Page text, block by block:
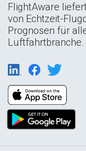
FlightAware
von Echtzeit-
Prognosen für
Luftfahrtbranche.